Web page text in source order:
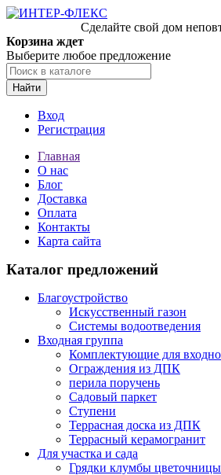
Сделайте свой дом
Корзина ждет
Выберите любое предложение
Найти
Вход
Регистрация
Главная
О нас
Блог
Доставка
Оплата
Контакты
Карта сайта
Каталог предложений
Благоустройство
Искусственный газон
Системы водоотведения
Входная группа
Комплектующие для
Ограждения из ДПК
перила поручень
Садовый паркет
Ступени
Террасная доска из ДПК
Террасный керамогранит
Для участка и сада
Грядки клумбы цветочницы